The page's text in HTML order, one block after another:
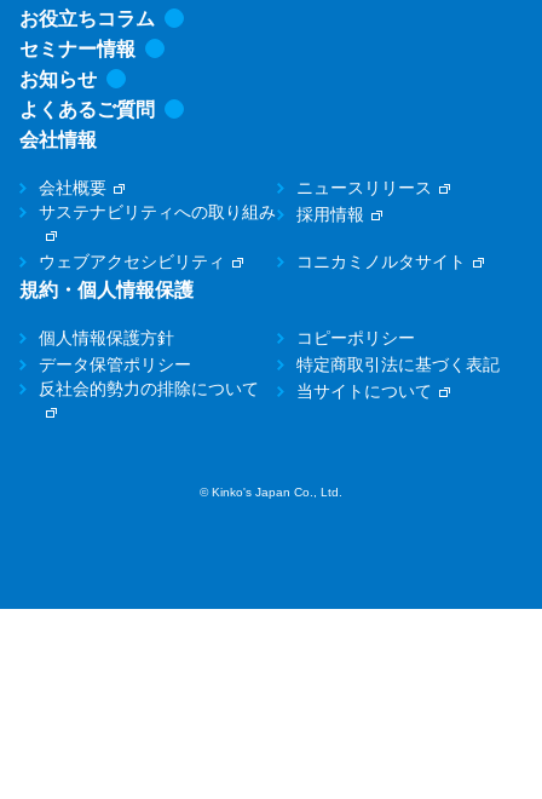
お役立ちコラム
セミナー情報
お知らせ
よくあるご質問
会社情報
会社概要
ニュースリリース
サステナビリティへの取り組み
採用情報
ウェブアクセシビリティ コニカミノルタサイト
規約・個人情報保護
個人情報保護方針
コピーポリシー
データ保管ポリシー
特定商取引法に基づく表記
反社会的勢力の排除について
当サイトについて
© Kinko's Japan Co., Ltd.